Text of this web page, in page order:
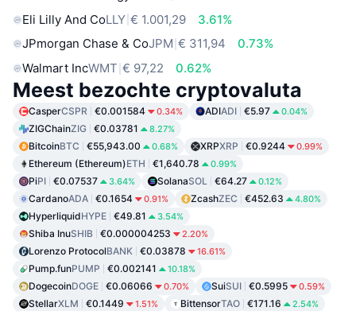
Eli Lilly And CoLLY € 1.001,29
3.61%
JPmorgan Chase & CoJPM € 311,94
0.73%
Walmart IncWMT € 97,22 0.62%
Meest bezochte cryptovaluta
CasperCSPR €0.001584 0.34% ADIADI €5.97 0.04%
ZIGChainZIG €0.03781 8.27%
BitcoinBTC €55,943.00 0.68% XRPXRP €0.9244 0.99%
Ethereum (Ethereum)ETH €1,640.78 0.99%
PiPI €0.07537 3.64% SolanaSOL €64.27 0.12%
CardanoADA €0.1654 0.91% ZcashZEC €452.63 4.80%
HyperliquidHYPE €49.81 3.54%
Shiba InuSHIB €0.000004253 2.20%
Lorenzo ProtocolBANK €0.03878 16.61%
Pump.funPUMP €0.002141 10.18%
DogecoinDOGE €0.06066 0.70% SuiSUI €0.5995 0.59%
StellarXLM €0.1449 1.51% BittensorTAO €171.16 2.54%